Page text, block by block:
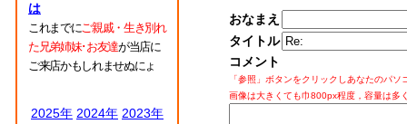
は
これまでにご親戚・生き別れ
た兄弟姉妹･お友達が当店に
ご来店かもしれませぬにょ
2025年 2024年 2023年
おなまえ
タイトル
コメント
「参照」ボタンをクリックしあなたのパ
画像は大きくても巾800px程度，容量は多